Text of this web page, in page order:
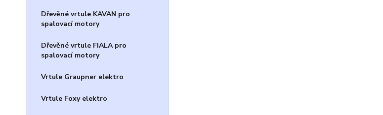
Dřevěné vrtule KAVAN pro
spalovací motory
Dřevěné vrtule FIALA pro
spalovací motory
Vrtule Graupner elektro
Vrtule Foxy elektro